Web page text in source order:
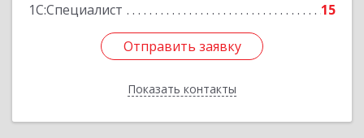
1С:Специалист
15
Отправить заявку
Показать контакты
Отправить заявку
Назад